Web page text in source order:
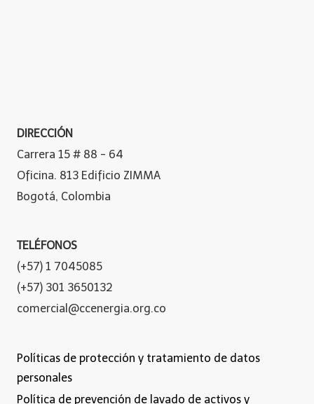
DIRECCIÓN
Carrera 15 # 88 - 64
Oficina. 813 Edificio ZIMMA
Bogotá, Colombia
TELÉFONOS
(+57) 1 7045085
(+57) 301 3650132
comercial@ccenergia.org.co
Políticas de protección y tratamiento de datos
personales
Política de prevención de lavado de activos y